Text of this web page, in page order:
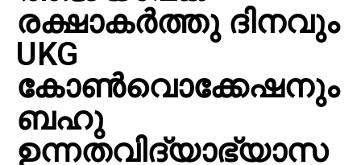
രക്ഷാകർത്തു ദിനവും
UKG
കോൺവൊക്കേഷനും
ബഹു
ഉന്നതവിദ്യാഭ്യാസ